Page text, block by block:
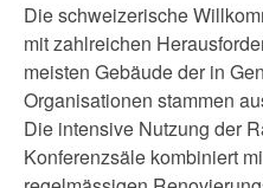
Die schweizerische
mit zahlreichen
meisten Gebäude der in
Organisationen stammen
Die intensive Nutzung der
Konferenzsäle kombiniert